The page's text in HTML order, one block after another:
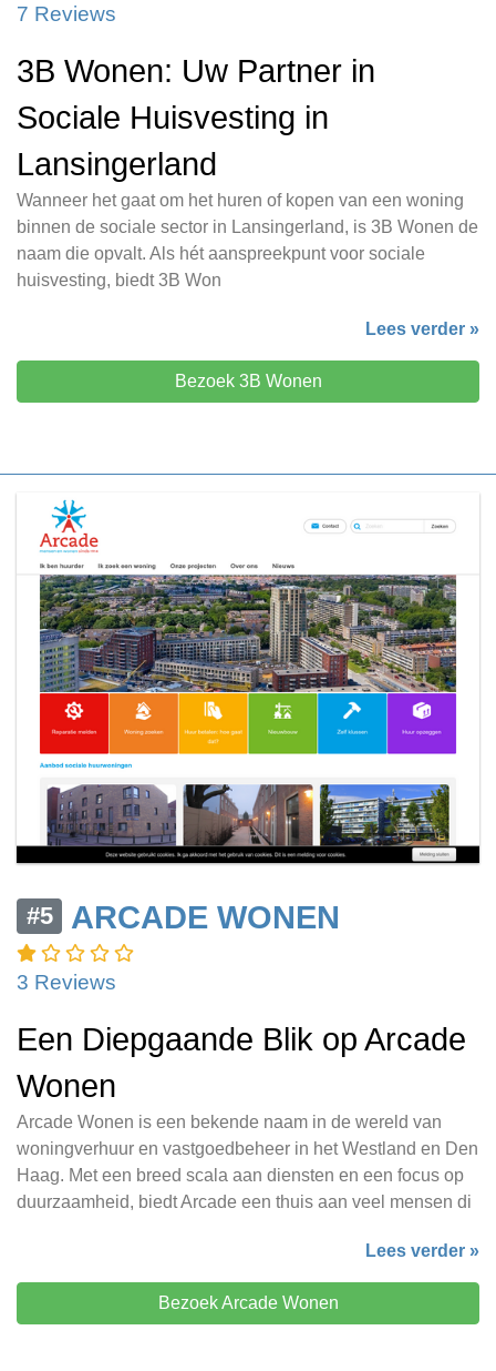
7 Reviews
3B Wonen: Uw Partner in
Sociale Huisvesting in
Lansingerland
Wanneer het gaat om het huren of kopen van een woning
binnen de sociale sector in Lansingerland, is 3B Wonen de
naam die opvalt. Als hét aanspreekpunt voor sociale
huisvesting, biedt 3B Won
Lees verder »
Bezoek 3B Wonen
#5 ARCADE WONEN
3 Reviews
Een Diepgaande Blik op Arcade
Wonen
Arcade Wonen is een bekende naam in de wereld van
woningverhuur en vastgoedbeheer in het Westland en Den
Haag. Met een breed scala aan diensten en een focus op
duurzaamheid, biedt Arcade een thuis aan veel mensen di
Lees verder »
Bezoek Arcade Wonen